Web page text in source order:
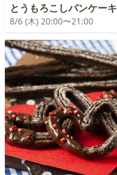
とうもろこしパンケーキ
8/6 (木) 20:00〜21:00